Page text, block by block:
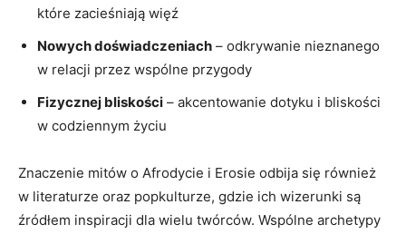
które zacieśniają więź
Nowych doświadczeniach – odkrywanie nieznanego
w relacji przez wspólne przygody
Fizycznej bliskości – akcentowanie dotyku i bliskości
w codziennym życiu
Znaczenie mitów o Afrodycie i Erosie odbija się również
w literaturze oraz popkulturze, gdzie ich wizerunki są
źródłem inspiracji dla wielu twórców. Wspólne archetypy